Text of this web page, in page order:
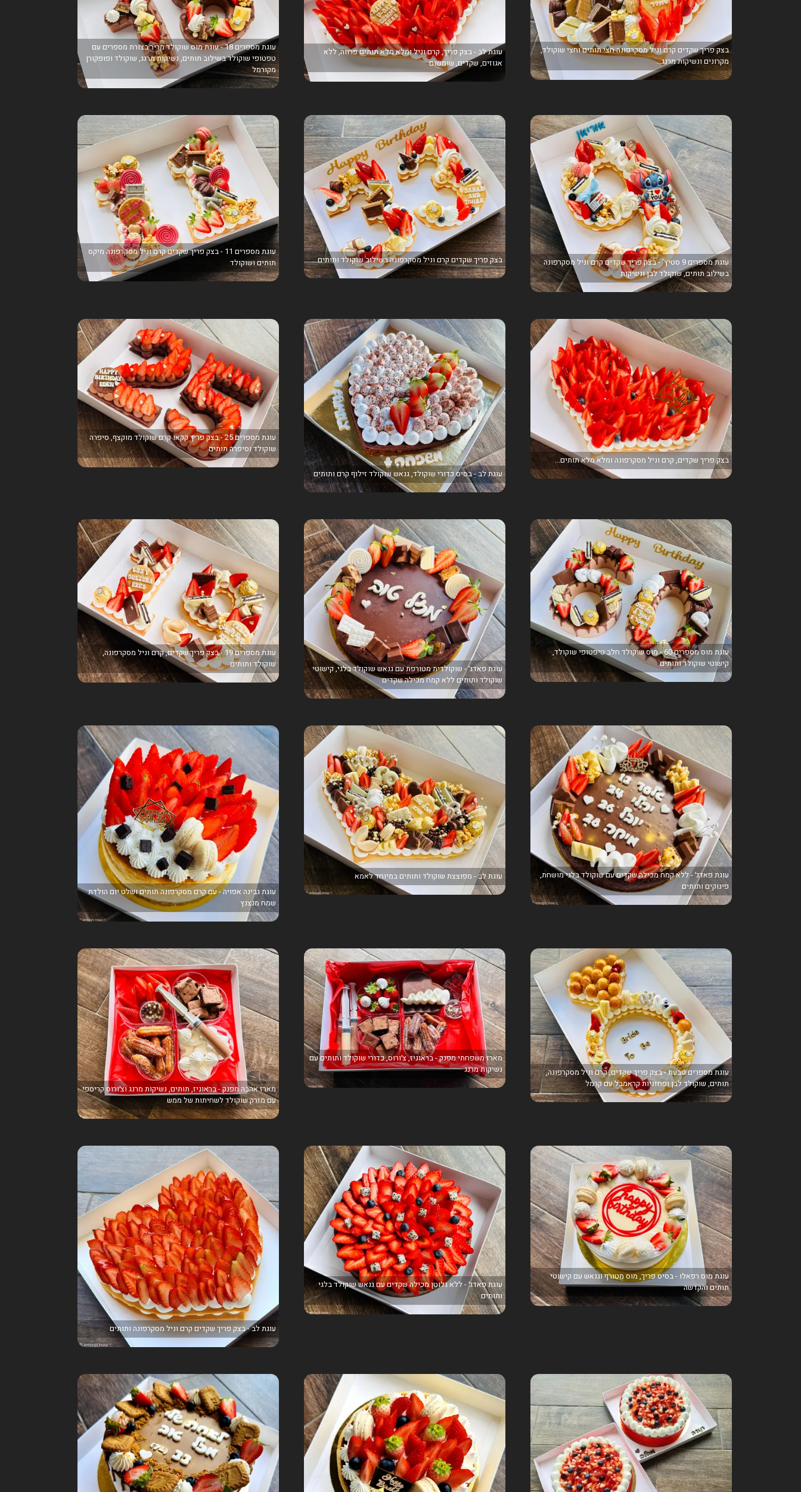
בצק פריך שקדים קרם וניל מסקרפונה חצי תותים וחצי שוקולד,
מקרונים ונשיקות מרנג...
עוגת לב - בצק פריך, קרם וניל ומלא מלא תותים פרווה, ללא
אגוזים, שקדים, שומשום
עוגת מספרים 18 - עוגת מוס שוקולד מריר בצורת מספרים עם
טפטופי שוקולד בשילוב תותים, נשיקות מרנג, שוקולד ופופקורן
מקורמל
עוגת מספרים 9 סטיץ' - בצק פריך שקדים קרם וניל מסקרפונה
בשילוב תותים, שוקולד לבן ונשיקות
בצק פריך שקדים קרם וניל מסקרפונה בשילוב שוקולד ותותים...
עוגת מספרים 11 - בצק פריך שקדים קרם וניל מסקרפונה מיקס
תותים ושוקולד
בצק פריך שקדים, קרם וניל מסקרפונה ומלא מלא תותים...
עוגת לב - בסיס כדורי שוקולד, גנאש שוקולד זילוף קרם ותותים
עוגת מספרים 25 - בצק פריך קקאו קרם שוקולד מוקצף, סיפרה
שוקולד וסיפרה תותים
עוגת מוס מספרים 60 - מוס שוקולד חלב טיפטופי שוקולד,
קישוטי שוקולד ותותים
עוגת פאדג׳ - שוקולדית מטורפת עם גנאש שוקולד בלגי, קישוטי
שוקולד ותותים ללא קמח מכילה שקדים
עוגת מספרים 19 - בצק פריך שקדים, קרם וניל מסקרפונה,
שוקולד ותותים
עוגת פאדג׳ - ללא קמח מכילה שקדים עם שוקולד בלגי מושחת,
פינוקים ותותים
עוגת לב - מפוצצת שוקולד ותותים במיוחד לאמא
עוגת גבינה אפויה - עם קרם מסקרפונה תותים ושלט יום הולדת
שמח מנצנץ
עוגת מספרים טבעת - בצק פריך שקדים, קרם וניל מסקרפונה,
תותים, שוקולד לבן ופחזניות קראמבל עם קרמל
מארז משפחתי מפנק - בראוניז, צ׳ורוס, כדורי שוקולד ותותים עם
נשיקות מרנג
מארז אהבה מפנק - בראוניז, תותים, נשיקות מרנג וצ׳ורוס קריספי
עם מזרק שוקולד לשחיתות של ממש
עוגת מוס רפאלו - בסיס פריך, מוס מטורף וגנאש עם קישוטי
תותים והקדשה
עוגת פאדג׳ - ללא גלוטן מכילה שקדים עם גנאש שוקולד בלגי
ותותים
עוגת לב - בצק פריך שקדים קרם וניל מסקרפונה ותותים